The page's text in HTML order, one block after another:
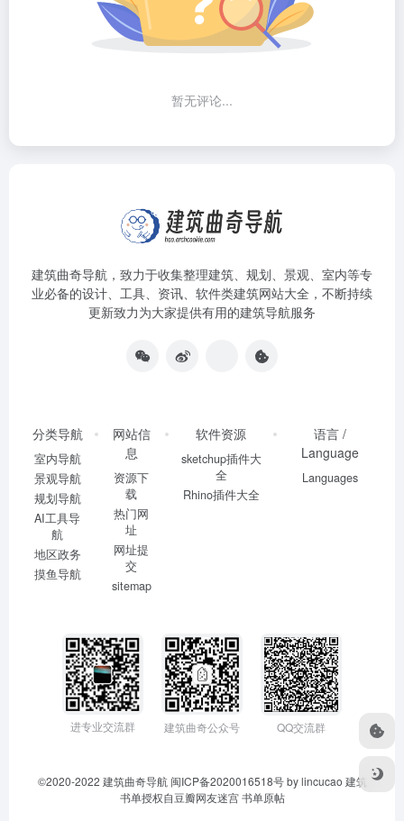
暂无评论...
建筑曲奇导航 ，致力于收集整理建筑、规划、景观、室内等专
业必备的设计、工具、资讯、软件类建筑网站大全，不断持续
更新致力为大家提供有用的建筑导航服务
分类导航
室内导航
景观导航
规划导航
AI工具导
航
地区政务
摸鱼导航
网站信
息
资源下
载
热门网
址
网址提
交
sitemap
软件资源
sketchup插件大
全
Rhino插件大全
语言 /
Language
Languages
进专业交流群 建筑曲奇公众号 QQ交流群
©2020-2022 建筑曲奇导航 闽ICP备2020016518号by lincucao 建筑
书单授权自豆瓣网友迷宫书单原帖